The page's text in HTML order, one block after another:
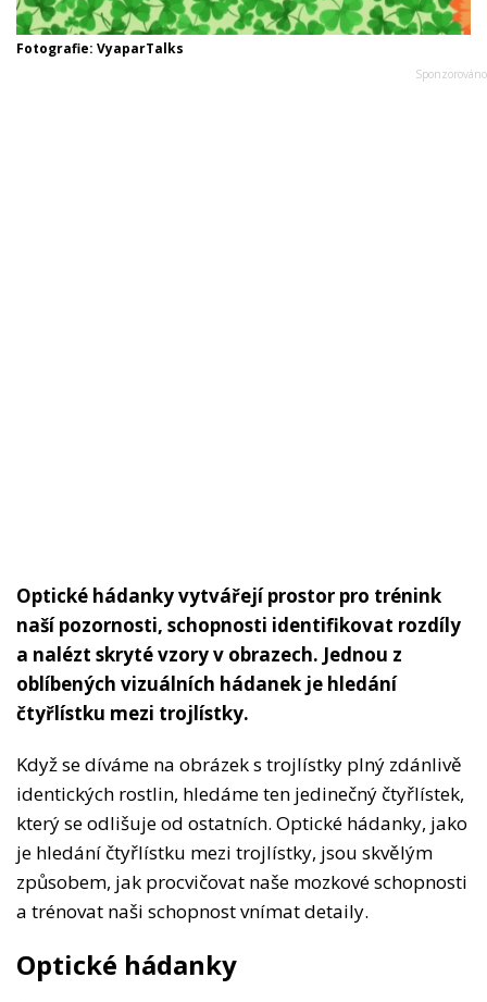
Fotografie: VyaparTalks
Optické hádanky vytvářejí prostor pro trénink
naší pozornosti, schopnosti identifikovat rozdíly
a nalézt skryté vzory v obrazech. Jednou z
oblíbených vizuálních hádanek je hledání
čtyřlístku mezi trojlístky.
Když se díváme na obrázek s trojlístky plný zdánlivě
identických rostlin, hledáme ten jedinečný čtyřlístek,
který se odlišuje od ostatních. Optické hádanky, jako
je hledání čtyřlístku mezi trojlístky, jsou skvělým
způsobem, jak procvičovat naše mozkové schopnosti
a trénovat naši schopnost vnímat detaily.
Optické hádanky